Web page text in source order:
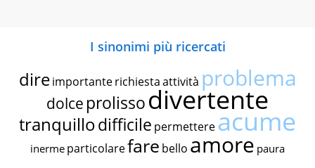
I sinonimi più ricercati
dire importante richiestaattività problema
dolce prolissodivertente
tranquillodifficile permettereacume
inerme particolarefare bello amore paura